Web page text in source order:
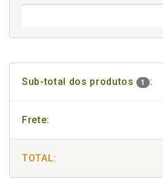
Sub-total dos produtos 1 :
Frete:
TOTAL: